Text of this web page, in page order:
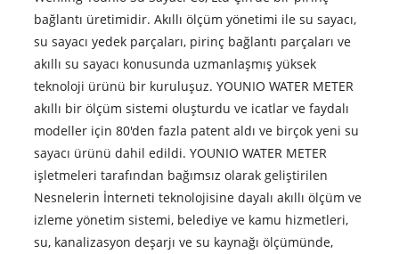
bağlantı üretimidir. Akıllı ölçüm yönetimi ile su sayacı,
su sayacı yedek parçaları, pirinç bağlantı parçaları ve
akıllı su sayacı konusunda uzmanlaşmış yüksek
teknoloji ürünü bir kuruluşuz. YOUNIO WATER METER
akıllı bir ölçüm sistemi oluşturdu ve icatlar ve faydalı
modeller için 80'den fazla patent aldı ve birçok yeni su
sayacı ürünü dahil edildi. YOUNIO WATER METER
işletmeleri tarafından bağımsız olarak geliştirilen
Nesnelerin İnterneti teknolojisine dayalı akıllı ölçüm ve
izleme yönetim sistemi, belediye ve kamu hizmetleri,
su, kanalizasyon deşarjı ve su kaynağı ölçümünde,